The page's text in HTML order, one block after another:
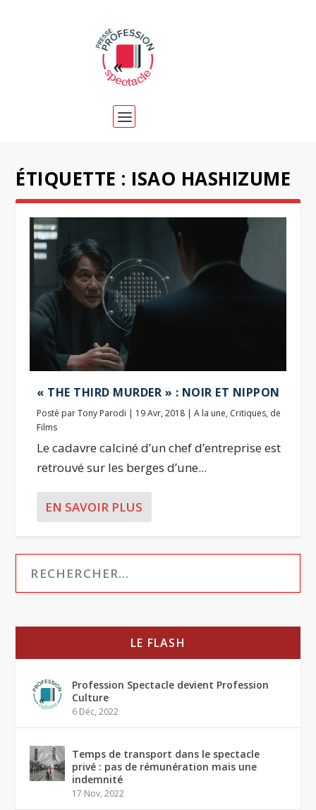
ÉTIQUETTE : ISAO HASHIZUME
« THE THIRD MURDER » : NOIR ET NIPPON
Posté parTony Parodi | 19 Avr, 2018 |A la une, Critiques, de
Films
Le cadavre calciné d’un chef d’entreprise est
retrouvé sur les berges d’une...
EN SAVOIR PLUS
LE FLASH
Profession Spectacle devient Profession
Culture
6 Déc, 2022
Temps de transport dans le spectacle
privé : pas de rémunération mais une
indemnité
17 Nov, 2022